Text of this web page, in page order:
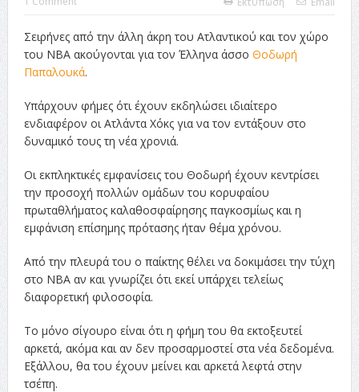
Σειρήνες από την άλλη άκρη του Ατλαντικού και τον χώρο
του NBA ακούγονται για τον Έλληνα άσσο Θοδωρή
Παπαλουκά.
Υπάρχουν φήμες ότι έχουν εκδηλώσει ιδιαίτερο
ενδιαφέρον οι Ατλάντα Χόκς για να τον εντάξουν στο
δυναμικό τους τη νέα χρονιά.
Οι εκπληκτικές εμφανίσεις του Θοδωρή έχουν κεντρίσει
την προσοχή πολλών ομάδων του κορυφαίου
πρωταθλήματος καλαθοσφαίρησης παγκοσμίως και η
εμφάνιση επίσημης πρότασης ήταν θέμα χρόνου.
Από την πλευρά του ο παίκτης θέλει να δοκιμάσει την τύχη
στο NBA αν και γνωρίζει ότι εκεί υπάρχει τελείως
διαφορετική φιλοσοφία.
Το μόνο σίγουρο είναι ότι η φήμη του θα εκτοξευτεί
αρκετά, ακόμα και αν δεν προσαρμοστεί στα νέα δεδομένα.
Εξάλλου, θα του έχουν μείνει και αρκετά λεφτά στην
τσέπη.